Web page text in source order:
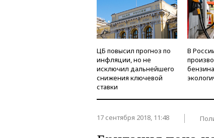
ЦБ повысил прогноз по
инфляции, но не
исключил дальнейшего
снижения ключевой
ставки
В
17 сентября 2018, 11:48